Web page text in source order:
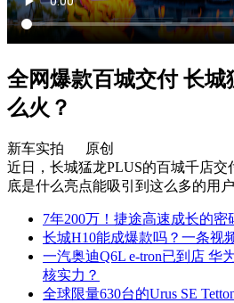
全网爆款百城交付 长城
么火？
新车实拍 原创
近日，长城猛龙PLUS的百城千店交
底是什么亮点能吸引到这么多的用
7年200万！捷途高速成长的密
长城H10能成爆款吗？一条视
一汽奥迪Q6L e-tron已到店 华
核实力？
全球限量630台的Urus SE